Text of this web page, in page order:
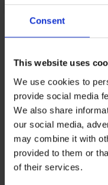
Consent
This website uses
We use cookies to
provide social media
We also share
our social media,
may combine it with
provided to them or
of their services.
-20 % BRA20
Minimizer-
BH
-30%
4,6
BH
-20 % BRA20
4,6
-20 % BRA20
5
BH
Aus